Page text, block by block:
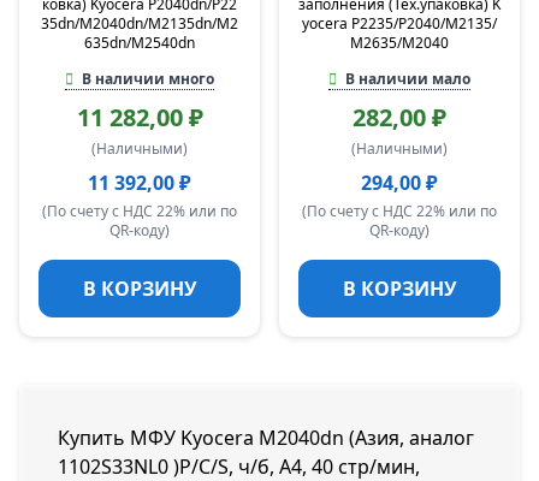
ковка) Kyocera P2040dn/P22
35dn/M2040dn/M2135dn/M2
635dn/M2540dn
В наличии много
11 282,00 ₽
(Наличными)
11 392,00 ₽
(По счету с НДС 22% или по
QR-коду)
В КОРЗИНУ
заполнения (Тех.упаковка) K
yocera P2235/P2040/M2135/
M2635/M2040
В наличии мало
282,00 ₽
(Наличными)
294,00 ₽
(По счету с НДС 22% или по
QR-коду)
В КОРЗИНУ
Купить МФУ Kyocera M2040dn (Азия, аналог
1102S33NL0 )P/C/S, ч/б, A4, 40 стр/мин,